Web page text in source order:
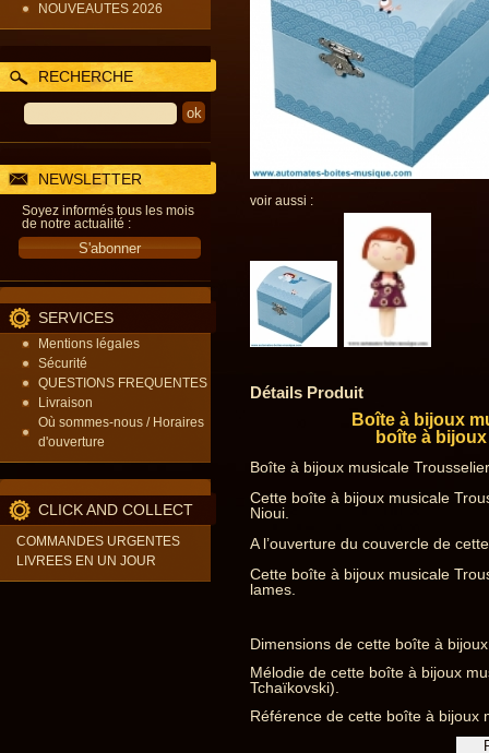
NOUVEAUTES 2026
RECHERCHE
NEWSLETTER
Soyez informés tous les mois
de notre actualité :
SERVICES
Mentions légales
Sécurité
QUESTIONS FREQUENTES
Livraison
Où sommes-nous / Horaires
d'ouverture
CLICK AND COLLECT
COMMANDES URGENTES
LIVREES EN UN JOUR
voir aussi :
Détails Produit
Boîte à bijoux
boîte à
Boîte à bijoux musicale
Cette boîte à bijoux musicale
Nioui.
A l’ouverture du couvercle de
Cette boîte à bijoux musicale
lames.
Dimensions de cette boîte à
Mélodie de cette boîte à bijoux
Tchaïkovski).
Référence de cette boîte à bijoux